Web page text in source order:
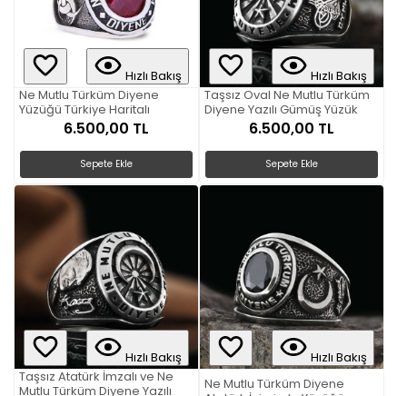
Hızlı Bakış
Ne Mutlu Türküm Diyene
Yüzüğü Türkiye Haritalı
6.500,00 TL
Sepete Ekle
Hızlı Bakış
Taşsız Oval Ne Mutlu Türküm
Diyene Yazılı Gümüş Yüzük
6.500,00 TL
Sepete Ekle
Hızlı Bakış
Taşsız Atatürk İmzalı ve Ne
Mutlu Türküm Diyene Yazılı
Hızlı Bakış
Ne Mutlu Türküm Diyene